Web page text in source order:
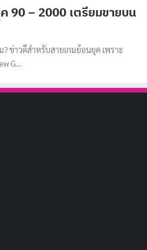
90 – 2000 เตรียมขายบน
? ข่าวดีสำหรับสายเกมย้อนยุค เพราะ
G…